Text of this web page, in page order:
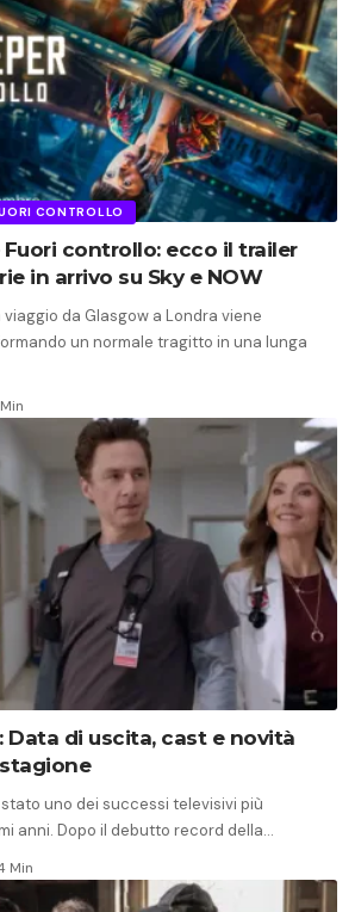
CONTROLLO
Fuori controllo: ecco il trailer
in arrivo su Sky e NOW
da Glasgow a Londra viene
un normale tragitto in una lunga
Data di uscita, cast e novità
uno dei successi televisivi più
anni. Dopo il debutto record della…
Min